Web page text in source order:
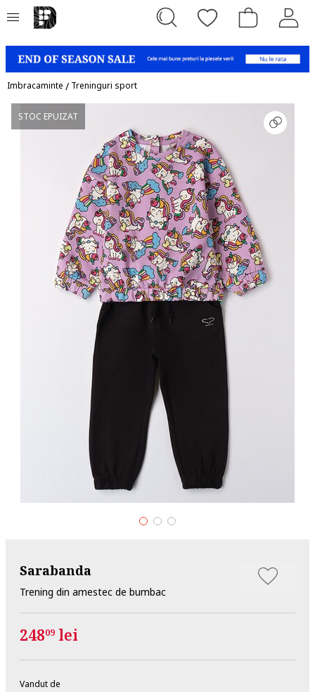
Imbracaminte / Treninguri sport
STOC EPUIZAT
Sarabanda
Trening din amestec de bumbac
24809 lei
Vandut de